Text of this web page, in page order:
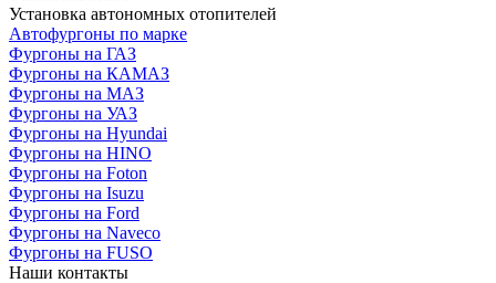
Установка автономных отопителей
Автофургоны по марке
Фургоны на ГАЗ
Фургоны на КАМАЗ
Фургоны на МАЗ
Фургоны на УАЗ
Фургоны на Hyundai
Фургоны на HINO
Фургоны на Foton
Фургоны на Isuzu
Фургоны на Ford
Фургоны на Naveco
Фургоны на FUSO
Наши контакты